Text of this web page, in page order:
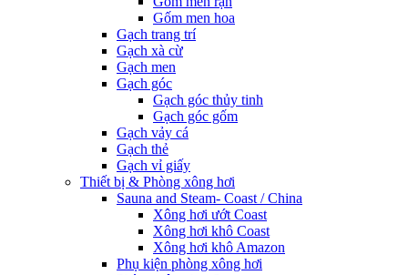
Gốm men hoa
Gạch trang trí
Gạch xà cừ
Gạch men
Gạch góc
Gạch góc thủy tinh
Gạch góc gốm
Gạch vảy cá
Gạch thẻ
Gạch vỉ giấy
Thiết bị & Phòng xông hơi
Sauna and Steam- Coast / China
Xông hơi ướt Coast
Xông hơi khô Coast
Xông hơi khô Amazon
Phụ kiện phòng xông hơi